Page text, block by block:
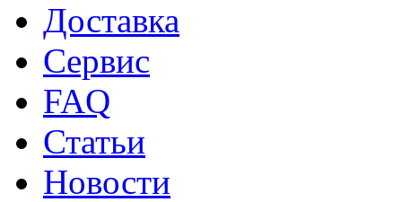
Доставка
Сервис
FAQ
Статьи
Новости